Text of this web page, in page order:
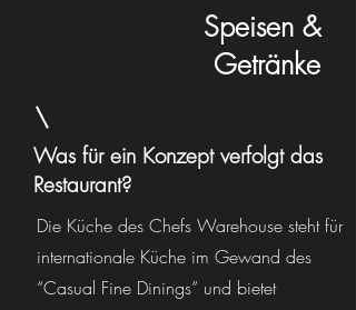
Speisen &
Getränke
Was für ein Konzept verfolgt das
Restaurant?
Die Küche des Chefs Warehouse steht für
internationale Küche im Gewand des
“Casual Fine Dinings” und bietet